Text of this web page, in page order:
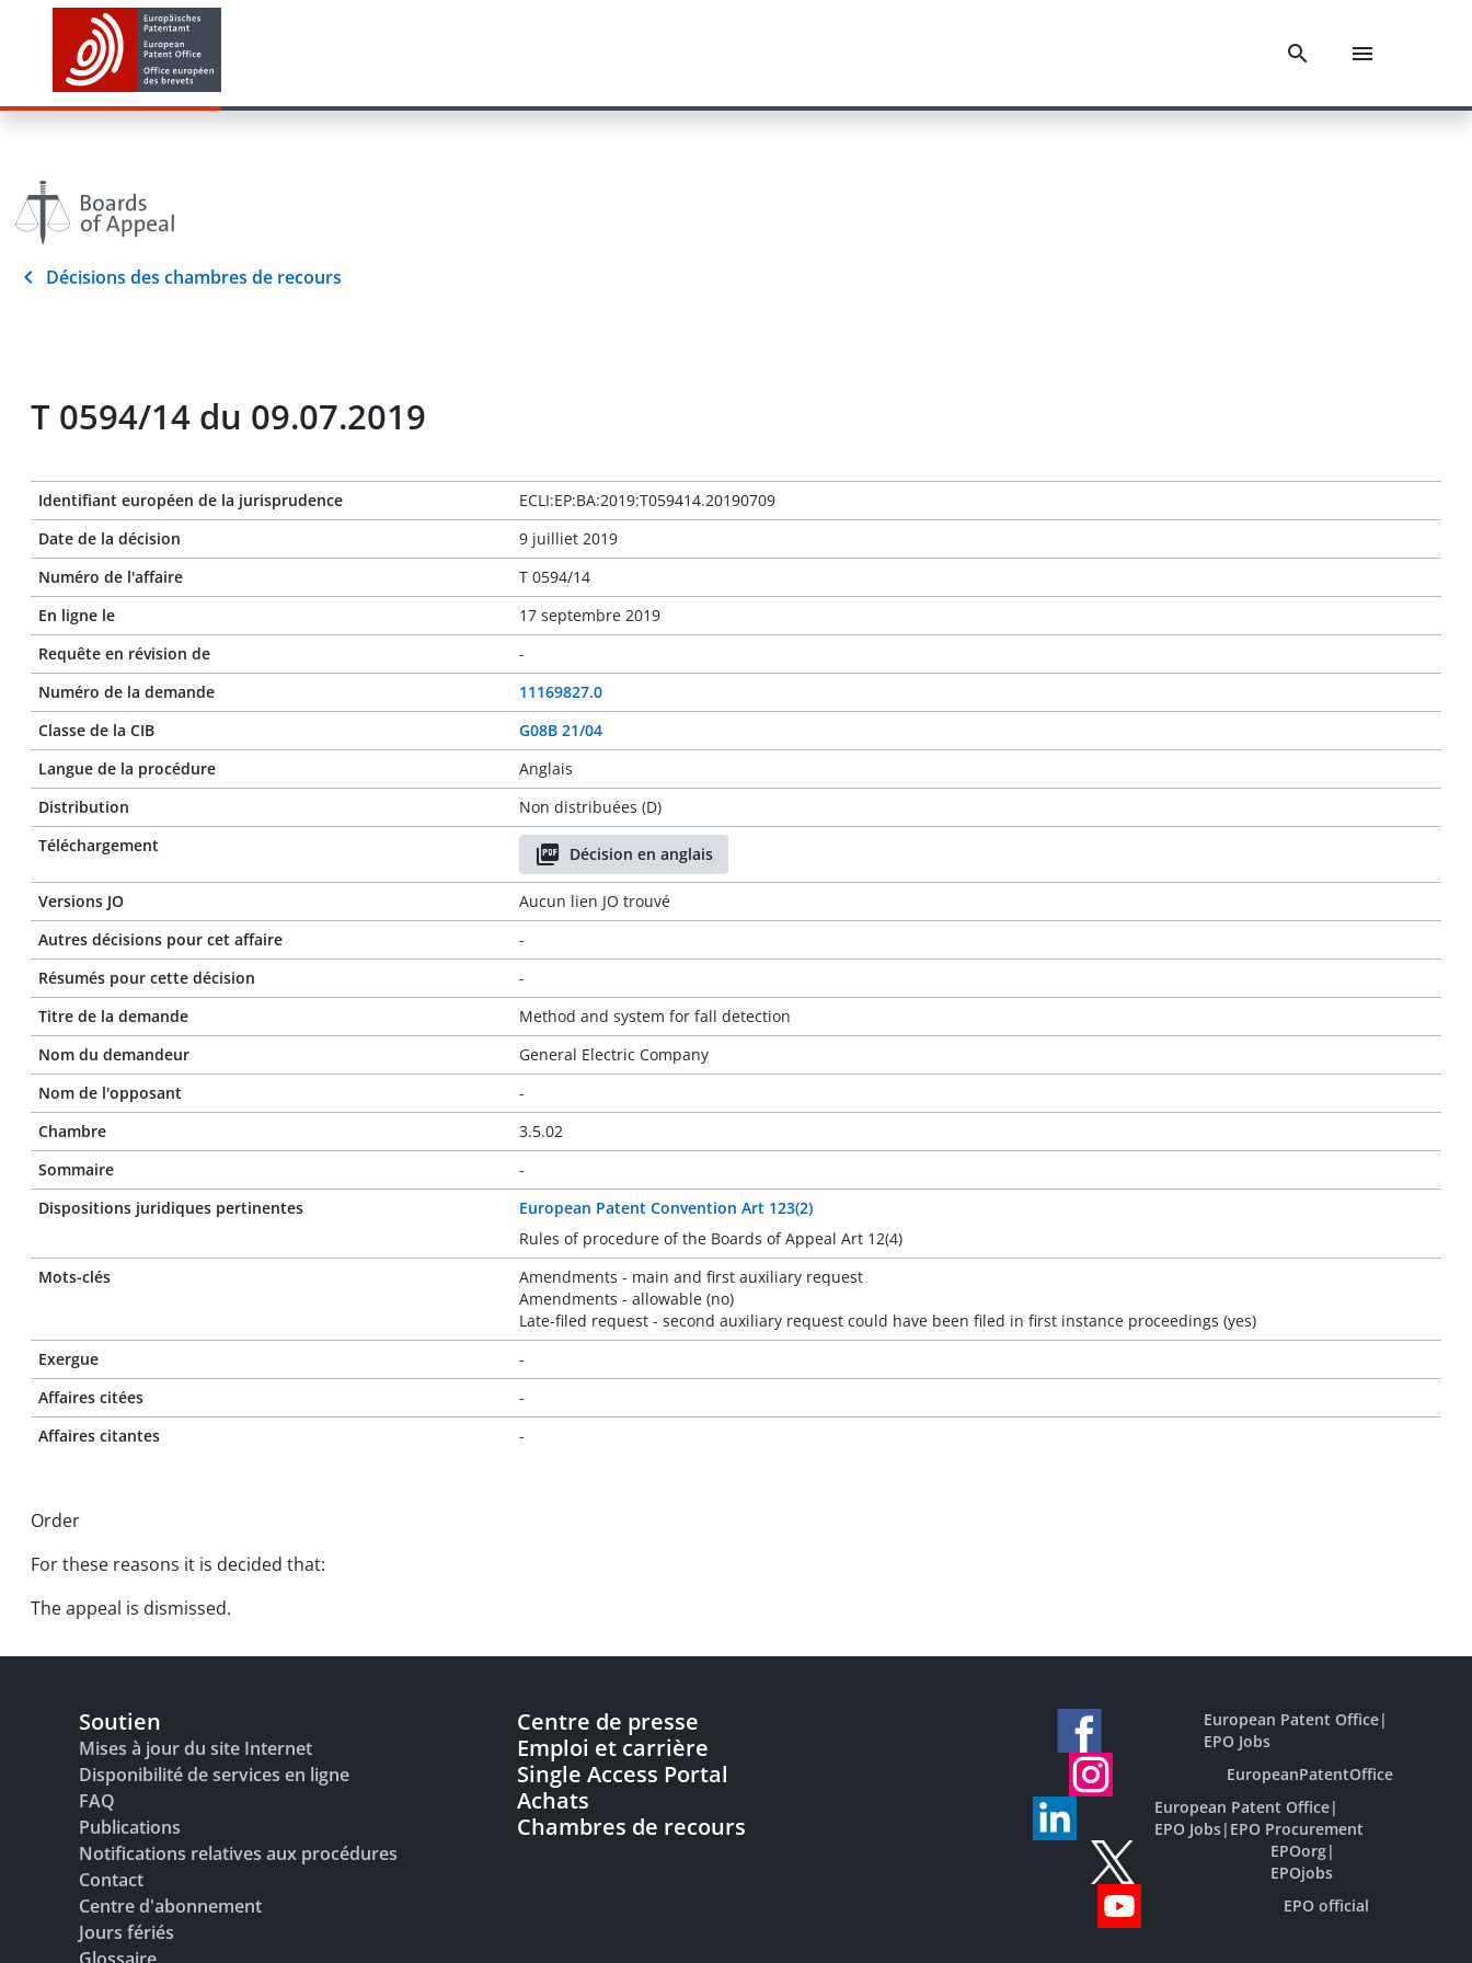
Décisions des chambres de recours
T 0594/14 du 09.07.2019
Identifiant européen de la jurisprudence
ECLI:EP:BA:2019:T059414.20190709
Date de la décision
9 juilliet 2019
Numéro de l'affaire
T 0594/14
En ligne le
17 septembre 2019
Requête en révision de
-
Numéro de la demande
11169827.0
Classe de la CIB
G08B 21/04
Langue de la procédure
Anglais
Distribution
Non distribuées (D)
Téléchargement
Décision en anglais
Versions JO
Aucun lien JO trouvé
Autres décisions pour cet affaire
-
Résumés pour cette décision
-
Titre de la demande
Method and system for fall detection
Nom du demandeur
General Electric Company
Nom de l'opposant
-
Chambre
3.5.02
Sommaire
-
Dispositions juridiques pertinentes
European Patent Convention Art 123(2)
Rules of procedure of the Boards of Appeal Art 12(4)
Mots-clés
Amendments - main and first auxiliary request
Amendments - allowable (no)
Late-filed request - second auxiliary request could have been filed in first instance proceedings (yes)
Exergue
-
Affaires citées
-
Affaires citantes
-
Order
For these reasons it is decided that:
The appeal is dismissed.
Soutien
Mises à jour du site Internet
Disponibilité de services en ligne
FAQ
Publications
Notifications relatives aux procédures
Contact
Centre d'abonnement
Jours fériés
Centre de presse
Emploi et carrière
Single Access Portal
Achats
Chambres de recours
European Patent Office|
EPO Jobs
EuropeanPatentOffice
European Patent Office|
EPO Jobs| EPO Procurement
EPOorg|
EPOjobs
EPO official